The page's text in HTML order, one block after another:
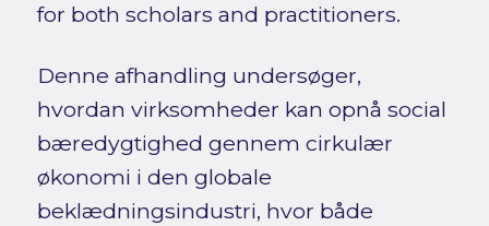
for both scholars and practitioners.
Denne afhandling undersøger,
hvordan virksomheder kan opnå social
bæredygtighed gennem cirkulær
økonomi i den globale
beklædningsindustri, hvor både